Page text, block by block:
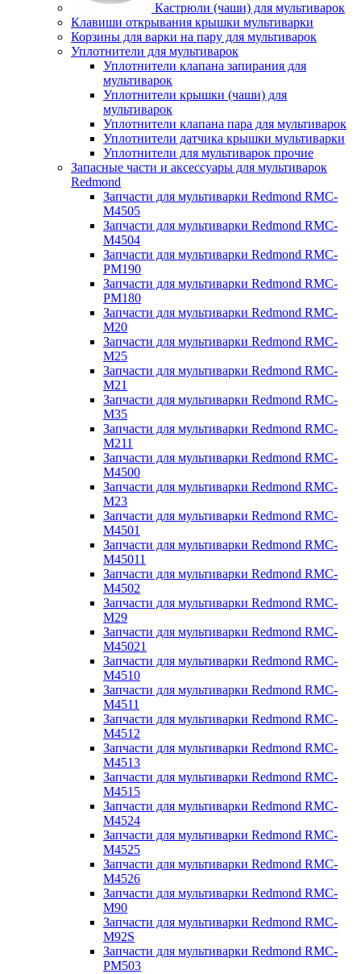
Кастрюли (чаши) для мультиварок
Клавиши открывания крышки мультиварки
Корзины для варки на пару для мультиварок
Уплотнители для мультиварок
Уплотнители клапана запирания для
мультиварок
Уплотнители крышки (чаши) для
мультиварок
Уплотнители клапана пара для мультиварок
Уплотнители датчика крышки мультиварки
Уплотнители для мультиварок прочие
Запасные части и аксессуары для мультиварок
Redmond
Запчасти для мультиварки Redmond RMC-
M4505
Запчасти для мультиварки Redmond RMC-
M4504
Запчасти для мультиварки Redmond RMC-
PM190
Запчасти для мультиварки Redmond RMC-
PM180
Запчасти для мультиварки Redmond RMC-
M20
Запчасти для мультиварки Redmond RMC-
M25
Запчасти для мультиварки Redmond RMC-
M21
Запчасти для мультиварки Redmond RMC-
M35
Запчасти для мультиварки Redmond RMC-
M211
Запчасти для мультиварки Redmond RMC-
M4500
Запчасти для мультиварки Redmond RMC-
M23
Запчасти для мультиварки Redmond RMC-
M4501
Запчасти для мультиварки Redmond RMC-
M45011
Запчасти для мультиварки Redmond RMC-
M4502
Запчасти для мультиварки Redmond RMC-
M29
Запчасти для мультиварки Redmond RMC-
M45021
Запчасти для мультиварки Redmond RMC-
M4510
Запчасти для мультиварки Redmond RMC-
M4511
Запчасти для мультиварки Redmond RMC-
M4512
Запчасти для мультиварки Redmond RMC-
M4513
Запчасти для мультиварки Redmond RMC-
M4515
Запчасти для мультиварки Redmond RMC-
M4524
Запчасти для мультиварки Redmond RMC-
M4525
Запчасти для мультиварки Redmond RMC-
M4526
Запчасти для мультиварки Redmond RMC-
M90
Запчасти для мультиварки Redmond RMC-
M92S
Запчасти для мультиварки Redmond RMC-
PM503